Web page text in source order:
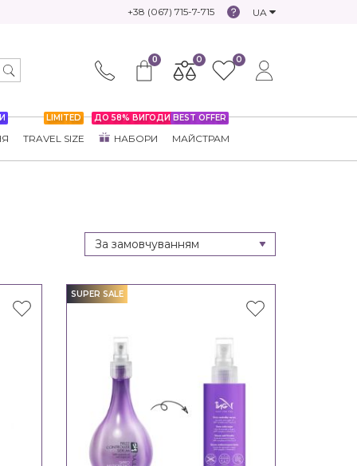
+38 (067) 715-7-715 UA
0 0 0
LIMITED
TRAVEL SIZE
ДО 58% ВИГОДИ
НАБОРИ
BEST OFFER
МАЙСТРАМ
SUPER SALE